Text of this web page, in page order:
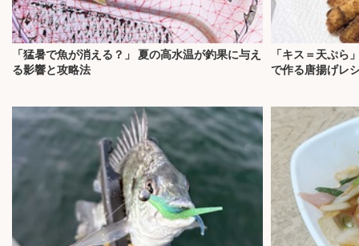
「猛暑で魚が消える？」 夏の高水温が釣果に与え
る影響と攻略法
「キス＝天ぷら
で作る唐揚げレ